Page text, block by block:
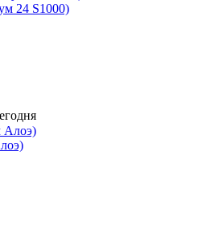
24 S1000)